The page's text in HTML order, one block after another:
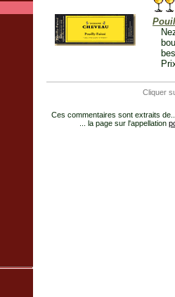
Cliquer
Ces commentaires sont extraits de...
... la page sur l'appellation